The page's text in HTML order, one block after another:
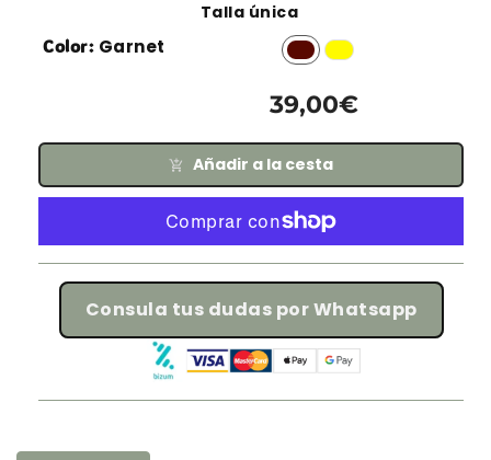
Talla única
Color: Garnet GarnetLitgh Yellow
39,00€
Añadir a la cesta
Consula tus dudas por Whatsapp